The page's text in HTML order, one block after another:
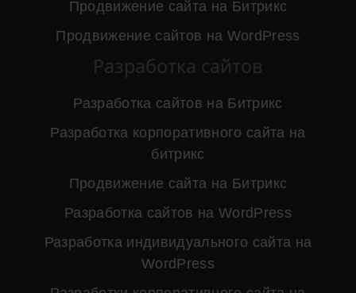
Продвижение сайта на Битрикс
Продвижение сайтов на WordPress
Разработка сайтов
Разработка сайтов на Битрикс
Разработка корпоративного сайта на
битрикс
Продвижение сайта на Битрикс
Разработка сайтов на WordPress
Разработка индивидуального сайта на
WordPress